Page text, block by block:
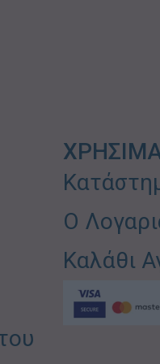
Ο
Καλάθι